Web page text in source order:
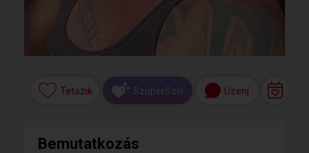
Tetszik SzuperSzív Üzenj
Bemutatkozás